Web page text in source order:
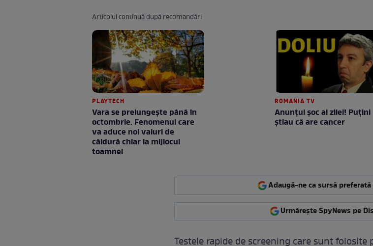
Articolul continuă după recomandări
PLAYTECH
Vara se prelungeşte până în
octombrie. Fenomenul care
va aduce noi valuri de
căldură chiar la mijlocul
toamnei
ROMANIA TV
Anunţul şoc al zilei! Puţini
ştiau că are cancer
Adaugă-ne ca sursă preferată
Urmărește SpyNews pe
Testele rapide de screening care sunt